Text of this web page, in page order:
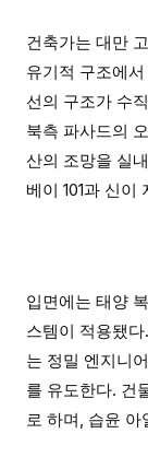
건축가는 대만
유기적 구조에
선의 구조가 수
북측 파사드의
산의 조망을 실
베이 101과 신이
입면에는 태양
스템이 적용됐
는 정밀 엔지니
를 유도한다. 건
로 하며, 습윤 아